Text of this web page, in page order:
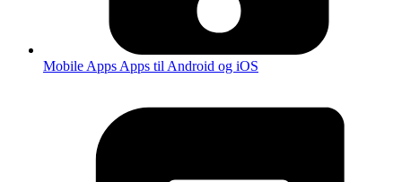
Mobile Apps Apps til Android og iOS